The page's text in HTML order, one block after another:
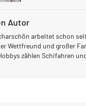
Autor
arbeitet schon
Wettfreund und großer
zählen Schifahren